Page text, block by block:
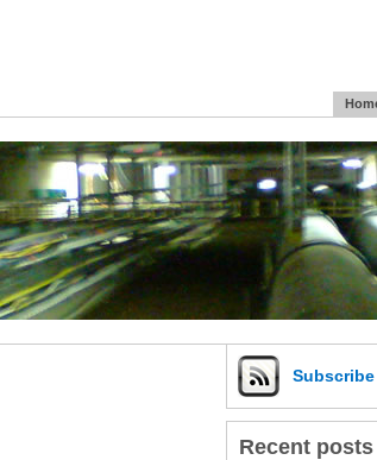
Subscribe
Recent posts